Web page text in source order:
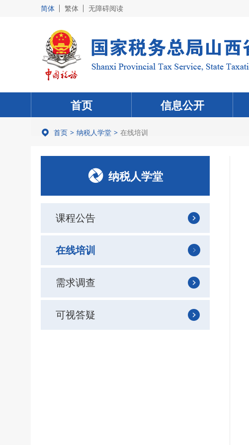
简体 繁体 无障碍阅读
首页 信息公开
首页 纳税人学堂 在线培训
纳税人学堂
课程公告
在线培训
需求调查
可视答疑